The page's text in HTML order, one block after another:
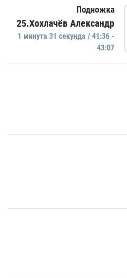
Подножка
25.Хохлачёв Александр
1 минутa 31 секундa / 41:36 -
43:07